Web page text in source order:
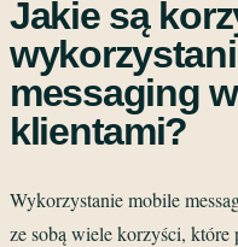
Jakie są
messaging
klientami?
Wykorzystanie mobile
ze sobą wiele korzyści,